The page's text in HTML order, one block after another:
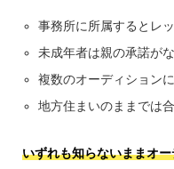
事務所に所属するとレ
未成年者は親の承諾が
複数のオーディション
地方住まいのままでは
いずれも知らないままオ